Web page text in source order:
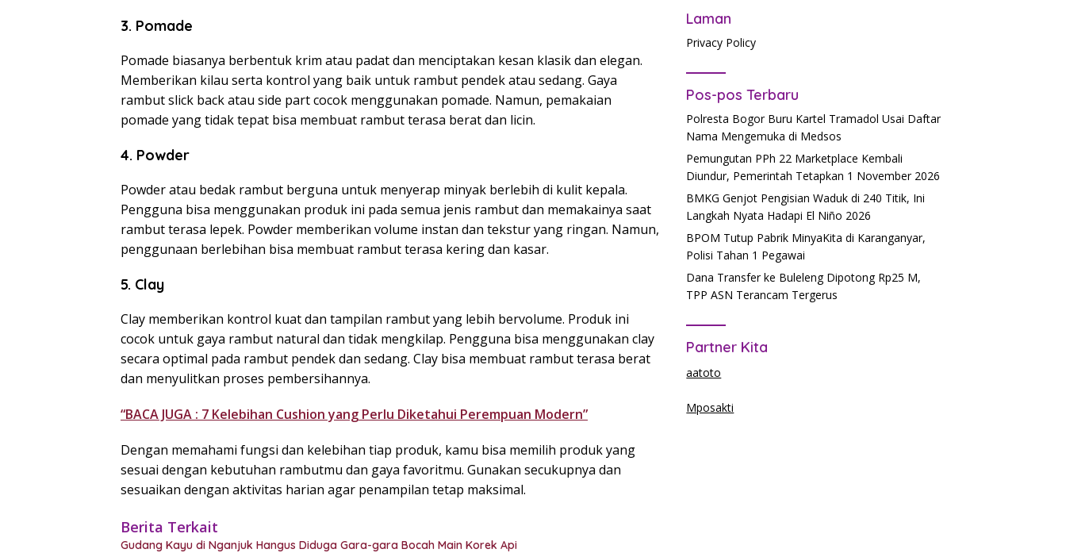
3. Pomade
Pomade biasanya berbentuk krim atau padat dan menciptakan kesan klasik dan elegan.
Memberikan kilau serta kontrol yang baik untuk rambut pendek atau sedang. Gaya
rambut slick back atau side part cocok menggunakan pomade. Namun, pemakaian
pomade yang tidak tepat bisa membuat rambut terasa berat dan licin.
4. Powder
Powder atau bedak rambut berguna untuk menyerap minyak berlebih di kulit kepala.
Pengguna bisa menggunakan produk ini pada semua jenis rambut dan memakainya saat
rambut terasa lepek. Powder memberikan volume instan dan tekstur yang ringan. Namun,
penggunaan berlebihan bisa membuat rambut terasa kering dan kasar.
5. Clay
Clay memberikan kontrol kuat dan tampilan rambut yang lebih bervolume. Produk ini
cocok untuk gaya rambut natural dan tidak mengkilap. Pengguna bisa menggunakan clay
secara optimal pada rambut pendek dan sedang. Clay bisa membuat rambut terasa berat
dan menyulitkan proses pembersihannya.
“BACA JUGA : 7 Kelebihan Cushion yang Perlu Diketahui Perempuan Modern​”
Dengan memahami fungsi dan kelebihan tiap produk, kamu bisa memilih produk yang
sesuai dengan kebutuhan rambutmu dan gaya favoritmu. Gunakan secukupnya dan
sesuaikan dengan aktivitas harian agar penampilan tetap maksimal.
Berita Terkait
Gudang Kayu di Nganjuk Hangus Diduga Gara-gara Bocah Main Korek Api
Laman
Privacy Policy
Pos-pos Terbaru
Polresta Bogor Buru Kartel Tramadol Usai Daftar
Nama Mengemuka di Medsos
Pemungutan PPh 22 Marketplace Kembali
Diundur, Pemerintah Tetapkan 1 November 2026
BMKG Genjot Pengisian Waduk di 240 Titik, Ini
Langkah Nyata Hadapi El Niño 2026
BPOM Tutup Pabrik MinyaKita di Karanganyar,
Polisi Tahan 1 Pegawai
Dana Transfer ke Buleleng Dipotong Rp25 M,
TPP ASN Terancam Tergerus
Partner Kita
aatoto
Mposakti